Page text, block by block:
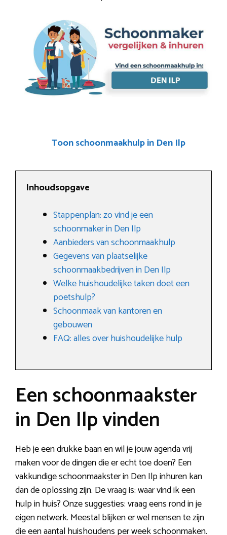
Toon schoonmaakhulp in Den Ilp
Inhoudsopgave
Stappenplan: zo vind je een
schoonmaker in Den Ilp
Aanbieders van schoonmaakhulp
Gegevens van plaatselijke
schoonmaakbedrijven in Den Ilp
Welke huishoudelijke taken doet een
poetshulp?
Schoonmaak van kantoren en
gebouwen
FAQ: alles over huishoudelijke hulp
Een schoonmaakster
in Den Ilp vinden
Heb je een drukke baan en wil je jouw agenda vrij
maken voor de dingen die er echt toe doen? Een
vakkundige schoonmaakster in Den Ilp inhuren kan
dan de oplossing zijn. De vraag is: waar vind ik een
hulp in huis? Onze suggesties: vraag eens rond in je
eigen netwerk. Meestal blijken er wel mensen te zijn
die een aantal huishoudens per week schoonmaken.